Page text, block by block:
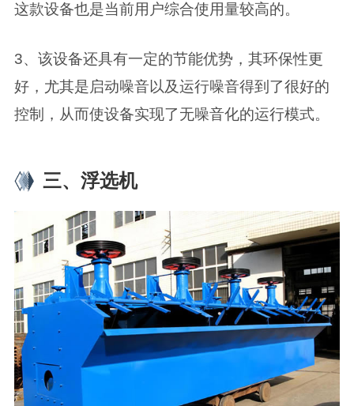
这款设备也是当前用户综合使用量较高的。
3、该设备还具有一定的节能优势，其环保性更
好，尤其是启动噪音以及运行噪音得到了很好的
控制，从而使设备实现了无噪音化的运行模式。
三、浮选机